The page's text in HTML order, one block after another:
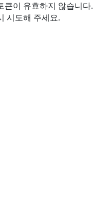
큰이 유효하지 않습니다.
시도해 주세요.